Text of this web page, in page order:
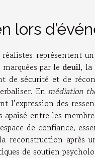
lors
réalistes représentent
par le deuil, la
de sécurité et de
En médiation
l’expression des
apaisé entre les
de confiance,
reconstruction après
de soutien